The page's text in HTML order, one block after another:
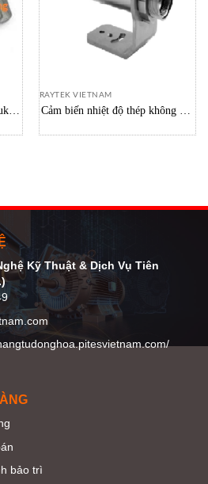
RAYTEK VIETNAM
Cảm biến nhiệt độ thép không ghỉ
70:1, SF2 Focus Distance
Kỹ Thuật& Dịch Vụ Tiên
bảo trì